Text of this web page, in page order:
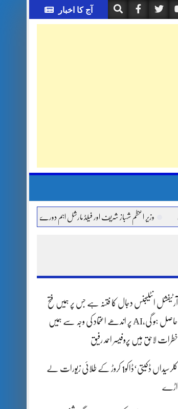
آج کا اخبار
وزیر اعظم شہباز شریف اور فیلڈ مارشل اہم دورے پر سعودی عرب روانہ
آرٹیفشل انٹلیجنس دجال کا فتنہ ہے جس پر ہمیں فتح
حاصل ہو گی،AI پر اندھے اعتماد کی وجہ سے ہمیں
خطرات لاحق ہیں پروفیسر احمد رفیق
کلرسیداں ڈکیتی‘ڈاکو1 کروڑ کے طلائی زیورات لے
اڑے